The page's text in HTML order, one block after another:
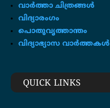
വാർത്താ ചിത്രങ്ങൾ
വിദ്യാരംഗം
പൊതുവൃത്താന്തം
വിദ്യാഭ്യാസ വാർത്തകൾ
QUICK LINKS